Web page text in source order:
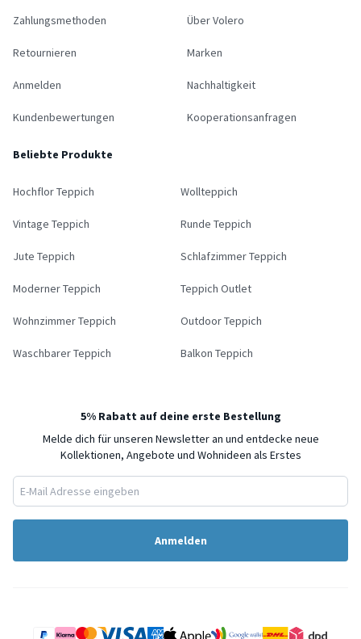
Zahlungsmethoden
Retournieren
Anmelden
Kundenbewertungen
Über Volero
Marken
Nachhaltigkeit
Kooperationsanfragen
Beliebte Produkte
Hochflor Teppich Wollteppich
Vintage Teppich Runde Teppich
Jute Teppich Schlafzimmer Teppich
Moderner Teppich Teppich Outlet
Wohnzimmer Teppich Outdoor Teppich
Waschbarer Teppich Balkon Teppich
5% Rabatt auf deine erste Bestellung
Melde dich für unseren Newsletter an und entdecke neue
Kollektionen, Angebote und Wohnideen als Erstes
Anmelden